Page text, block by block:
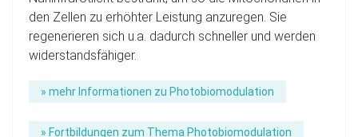
den Zellen zu erhöhter Leistung anzuregen. Sie
regenerieren sich u.a. dadurch schneller und werden
widerstandsfähiger.
» mehr Informationen zu Photobiomodulation
» Fortbildungen zum Thema Photobiomodulation